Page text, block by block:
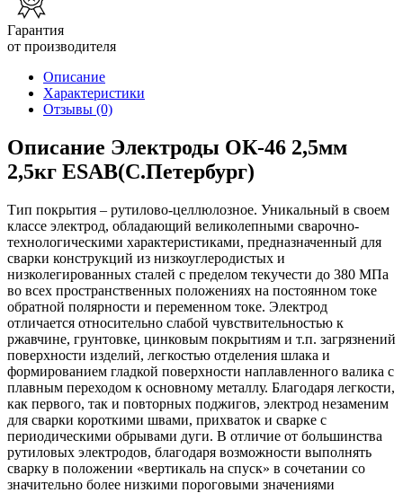
Гарантия
от производителя
Описание
Характеристики
Отзывы (0)
Описание Электроды ОК-46 2,5мм
2,5кг ESAB(С.Петербург)
Тип покрытия – рутилово-целлюлозное. Уникальный в своем
классе электрод, обладающий великолепными сварочно-
технологическими характеристиками, предназначенный для
сварки конструкций из низкоуглеродистых и
низколегированных сталей с пределом текучести до 380 МПа
во всех пространственных положениях на постоянном токе
обратной полярности и переменном токе. Электрод
отличается относительно слабой чувствительностью к
ржавчине, грунтовке, цинковым покрытиям и т.п. загрязнений
поверхности изделий, легкостью отделения шлака и
формированием гладкой поверхности наплавленного валика с
плавным переходом к основному металлу. Благодаря легкости,
как первого, так и повторных поджигов, электрод незаменим
для сварки короткими швами, прихваток и сварке с
периодическими обрывами дуги. В отличие от большинства
рутиловых электродов, благодаря возможности выполнять
сварку в положении «вертикаль на спуск» в сочетании со
значительно более низкими пороговыми значениями